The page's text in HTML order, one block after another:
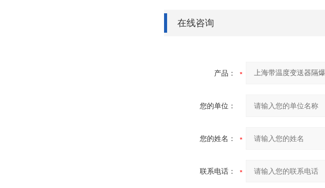
在线咨询
产品：
您的单位：
您的姓名：
联系电话：